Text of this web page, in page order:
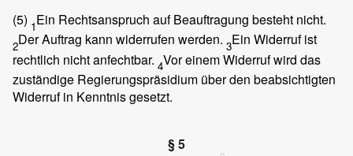
(5) 1Ein Rechtsanspruch auf Beauftragung besteht nicht.
2Der Auftrag kann widerrufen werden. 3Ein Widerruf ist
rechtlich nicht anfechtbar. 4Vor einem Widerruf wird das
zuständige Regierungspräsidium über den beabsichtigten
Widerruf in Kenntnis gesetzt.
§ 5